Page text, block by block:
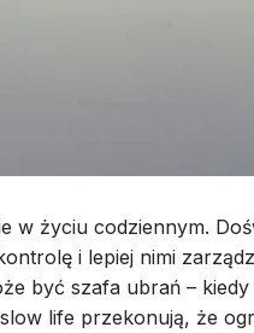
w życiu codziennym.
i lepiej nimi
być szafa ubrań –
life przekonują, że